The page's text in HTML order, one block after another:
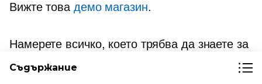
Вижте това демо магазин.
Намерете всичко, което трябва да знаете за
добавянето на Ecwid като ваш доставчик на
Съдържание